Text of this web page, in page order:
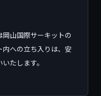
岡山国際サーキットの
への立ち入りは、安
たします。